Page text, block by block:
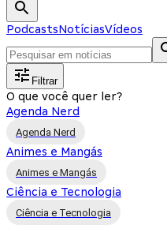
PodcastsNotíciasVídeos
Filtrar
O que você quer ler?
Agenda Nerd
Agenda Nerd
Animes e Mangás
Animes e Mangás
Ciência e Tecnologia
Ciência e Tecnologia